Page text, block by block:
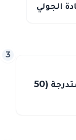
الجولي
جلي ناعم بأقراص الألماس المتدرجة (50
3